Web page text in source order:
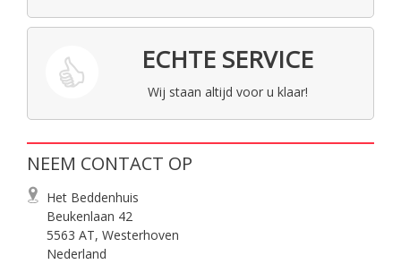
ECHTE SERVICE
Wij staan altijd voor u klaar!
NEEM CONTACT OP
Het Beddenhuis
Beukenlaan 42
5563 AT, Westerhoven
Nederland